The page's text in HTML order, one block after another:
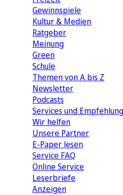
Gewinnspiele
Kultur & Medien
Ratgeber
Meinung
Green
Schule
Themen von A bis Z
Newsletter
Podcasts
Services und
Wir helfen
Unsere Partner
E-Paper lesen
Service FAQ
Online Service
Leserbriefe
Anzeigen